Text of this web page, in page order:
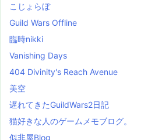
こじょらぼ
Guild Wars Offline
臨時nikki
Vanishing Days
404 Divinity's Reach Avenue
美空
遅れてきたGuildWars2日記
猫好きな人のゲームメモブログ。
似非屋Blog